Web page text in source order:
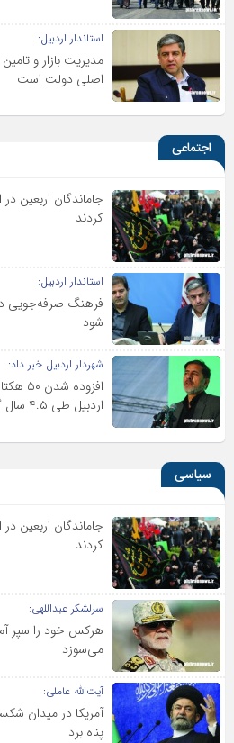
استاندار اردبیل:
مدیریت بازار و
اصلی دولت است
اجتماعی
جاماندگان اربعین در
کردند
استاندار اردبیل:
فرهنگ صرفه‌جویی
شود
شهردار اردبیل خبر داد:
اردبیل طی ۴.۵ سال گذشته
سیاسی
جاماندگان اربعین در
کردند
سرلشکر عبداللهی:
هرکس خود را سپر
می‌سوزد
آیت‌الله عاملی:
آمریکا در میدان
پناه برد